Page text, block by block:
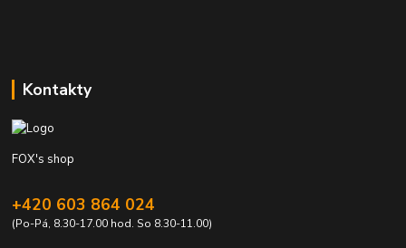
Kontakty
FOX's shop
+420 603 864 024
(Po-Pá, 8.30-17.00 hod. So 8.30-11.00)